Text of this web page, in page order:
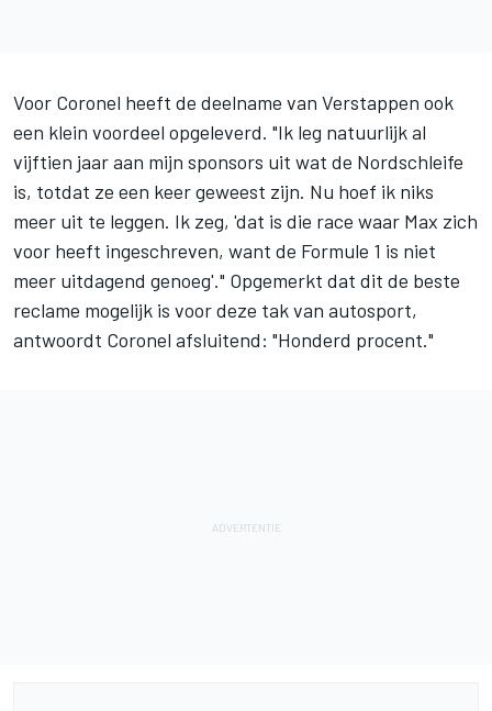
Voor Coronel heeft de deelname van Verstappen ook
een klein voordeel opgeleverd. "Ik leg natuurlijk al
vijftien jaar aan mijn sponsors uit wat de Nordschleife
is, totdat ze een keer geweest zijn. Nu hoef ik niks
meer uit te leggen. Ik zeg, 'dat is die race waar Max zich
voor heeft ingeschreven, want de Formule 1 is niet
meer uitdagend genoeg'." Opgemerkt dat dit de beste
reclame mogelijk is voor deze tak van autosport,
antwoordt Coronel afsluitend: "Honderd procent."